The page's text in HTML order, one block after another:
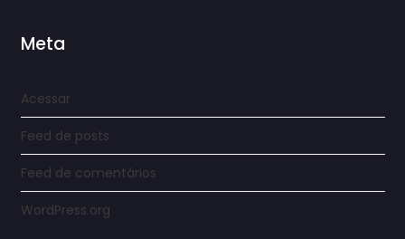
Meta
Acessar
Feed de posts
Feed de comentários
WordPress.org